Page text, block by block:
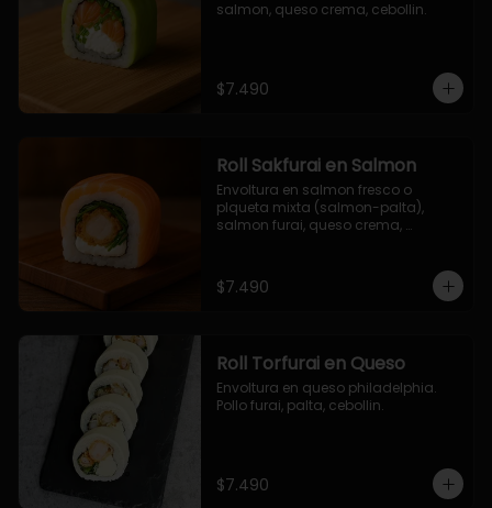
salmon, queso crema, cebollin.
$7.490
Roll Sakfurai en Salmon
Envoltura en salmon fresco o
plqueta mixta (salmon-palta),
salmon furai, queso crema,
$7.490
Roll Torfurai en Queso
Envoltura en queso philadelphia.
Pollo furai, palta, cebollin.
$7.490